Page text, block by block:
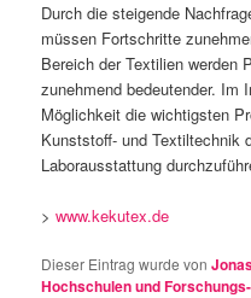
Durch die steigende
müssen Fortschritte
Bereich der Textilien werden
zunehmend bedeutender. Im
Möglichkeit die wichtigsten
Kunststoff- und Textiltechnik
Laborausstattung
>www.kekutex.de
Dieser Eintrag wurde von
Hochschulen und